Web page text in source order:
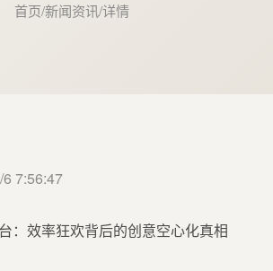
首页/新闻资讯/详情
7:56:47